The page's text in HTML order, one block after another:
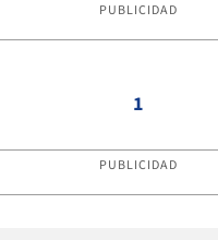
PUBLICIDAD
1
PUBLICIDAD